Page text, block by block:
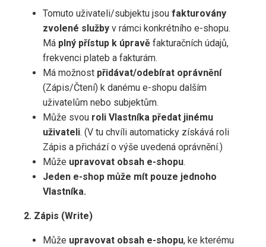
Tomuto uživateli/subjektu jsou fakturovány
zvolené služby v rámci konkrétního e-shopu.
Má plný přístup k úpravě fakturačních údajů,
frekvenci plateb a fakturám.
Má možnost přidávat/odebírat oprávnění
(Zápis/Čtení) k danému e-shopu dalším
uživatelům nebo subjektům.
Může svou roli Vlastníka předat jinému
uživateli. (V tu chvíli automaticky získává roli
Zápis a přichází o výše uvedená oprávnění.)
Může upravovat obsah e-shopu.
Jeden e-shop může mít pouze jednoho
Vlastníka.
2. Zápis (Write)
Může upravovat obsah e-shopu, ke kterému